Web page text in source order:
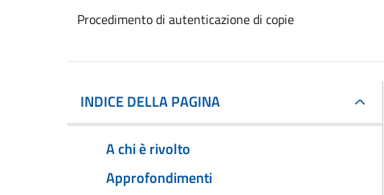
Procedimento di autenticazione di copie
INDICE DELLA PAGINA
A chi è rivolto
Approfondimenti